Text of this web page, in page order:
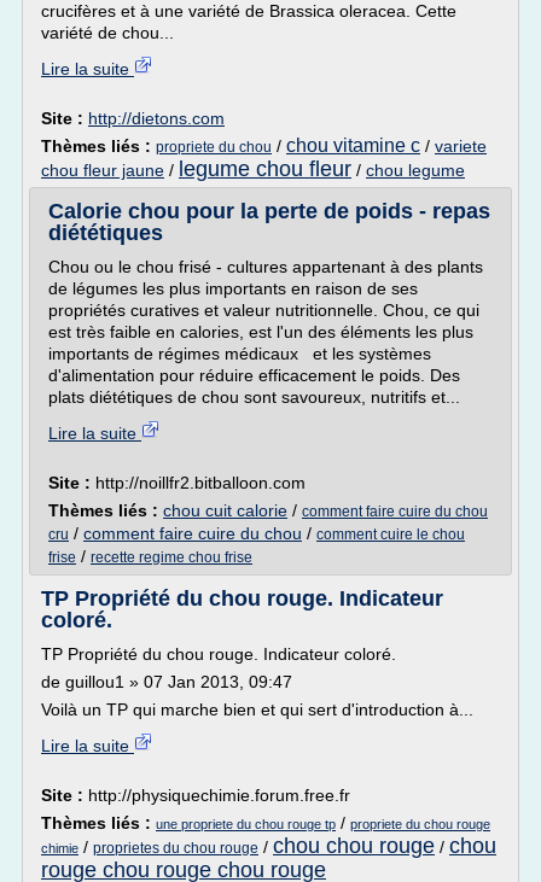
crucifères et à une variété de Brassica oleracea. Cette
variété de chou...
Lire la suite
Site : http://dietons.com
Thèmes liés : propriete du chou / chou vitamine c / variete
chou fleur jaune / legume chou fleur / chou legume
Calorie chou pour la perte de poids - repas
diététiques
Chou ou le chou frisé - cultures appartenant à des plants
de légumes les plus importants en raison de ses
propriétés curatives et valeur nutritionnelle. Chou, ce qui
est très faible en calories, est l'un des éléments les plus
importants de régimes médicaux et les systèmes
d'alimentation pour réduire efficacement le poids. Des
plats diététiques de chou sont savoureux, nutritifs et...
Lire la suite
Site : http://noillfr2.bitballoon.com
Thèmes liés : chou cuit calorie / comment faire cuire du chou
cru / comment faire cuire du chou / comment cuire le chou
frise / recette regime chou frise
TP Propriété du chou rouge. Indicateur
coloré.
TP Propriété du chou rouge. Indicateur coloré.
de guillou1 » 07 Jan 2013, 09:47
Voilà un TP qui marche bien et qui sert d'introduction à...
Lire la suite
Site : http://physiquechimie.forum.free.fr
Thèmes liés : une propriete du chou rouge tp / propriete du chou rouge
chimie / proprietes du chou rouge / chou chou rouge / chou
rouge chou rouge chou rouge